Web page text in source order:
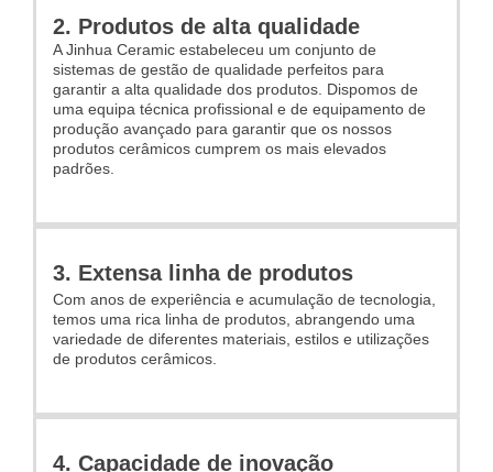
2. Produtos de alta qualidade
A Jinhua Ceramic estabeleceu um conjunto de
sistemas de gestão de qualidade perfeitos para
garantir a alta qualidade dos produtos. Dispomos de
uma equipa técnica profissional e de equipamento de
produção avançado para garantir que os nossos
produtos cerâmicos cumprem os mais elevados
padrões.
3. Extensa linha de produtos
Com anos de experiência e acumulação de tecnologia,
temos uma rica linha de produtos, abrangendo uma
variedade de diferentes materiais, estilos e utilizações
de produtos cerâmicos.
4. Capacidade de inovação